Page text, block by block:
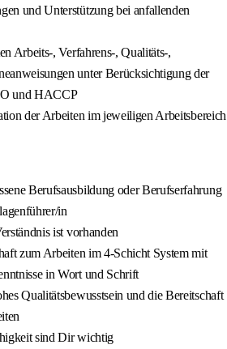
und Unterstützung bei anfallenden
Arbeits-, Verfahrens-, Qualitäts-,
unter Berücksichtigung der
und HACCP
der Arbeiten im jeweiligen Arbeitsbereich
Berufsausbildung oder Berufserfahrung
in
ist vorhanden
zum Arbeiten im 4-Schicht System mit
in Wort und Schrift
Qualitätsbewusstsein und die Bereitschaft
sind Dir wichtig